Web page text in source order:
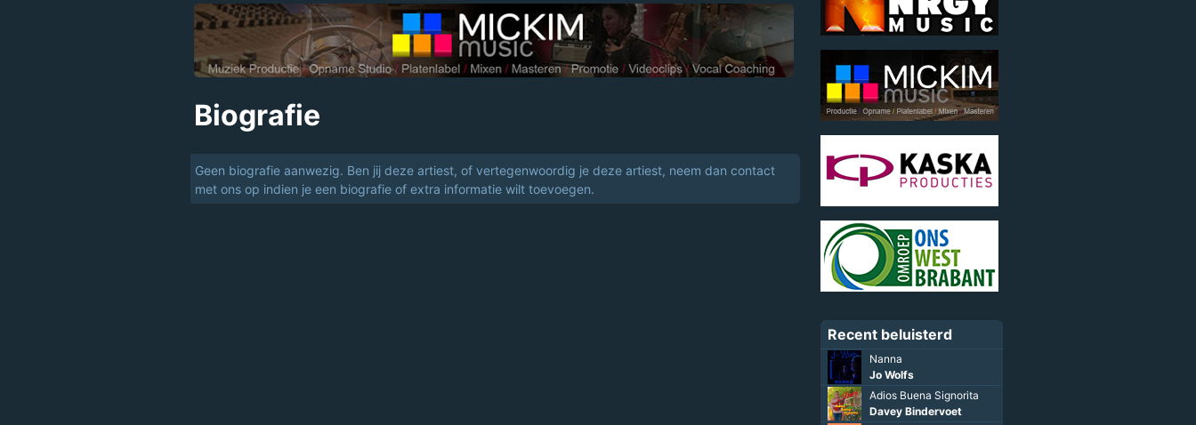
Biografie
Geen biografie aanwezig. Ben jij deze artiest, of vertegenwoordig je deze artiest, neem dan contact
met ons op indien je een biografie of extra informatie wilt toevoegen.
Recent beluisterd
Nanna
Jo Wolfs
Adios Buena Signorita
Davey Bindervoet